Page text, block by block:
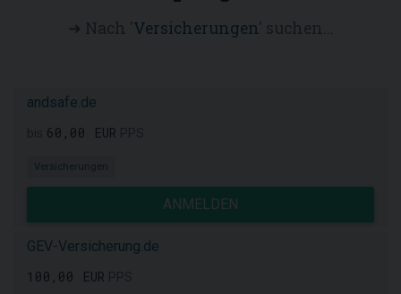
Versicherungen' suchen...
andsafe.de
60,00 EUR
Versicherungen
ANMELDEN
GEV-Versicherung.de
100,00 EUR